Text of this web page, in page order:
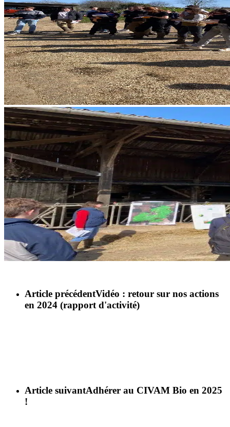
Article précédentVidéo : retour sur nos actions
en 2024 (rapport d'activité)
Article suivantAdhérer au CIVAM Bio en 2025
!